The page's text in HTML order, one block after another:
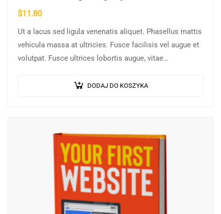
$11.80
Ut a lacus sed ligula venenatis aliquet. Phasellus mattis
vehicula massa at ultricies. Fusce facilisis vel augue et
volutpat. Fusce ultrices lobortis augue, vitae
DODAJ DO KOSZYKA